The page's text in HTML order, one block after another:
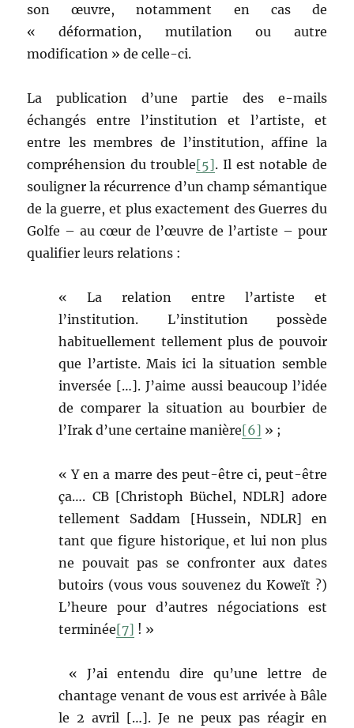
son œuvre, notamment en cas de
« déformation, mutilation ou autre
modification » de celle-ci.
La publication d’une partie des e-mails
échangés entre l’institution et l’artiste, et
entre les membres de l’institution, affine la
compréhension du trouble[5]. Il est notable de
souligner la récurrence d’un champ sémantique
de la guerre, et plus exactement des Guerres du
Golfe – au cœur de l’œuvre de l’artiste – pour
qualifier leurs relations :
« La relation entre l’artiste et
l’institution. L’institution possède
habituellement tellement plus de pouvoir
que l’artiste. Mais ici la situation semble
inversée […]. J’aime aussi beaucoup l’idée
de comparer la situation au bourbier de
l’Irak d’une certaine manière[6] » ;
« Y en a marre des peut-être ci, peut-être
ça…. CB [Christoph Büchel, NDLR] adore
tellement Saddam [Hussein, NDLR] en
tant que figure historique, et lui non plus
ne pouvait pas se confronter aux dates
butoirs (vous vous souvenez du Koweït ?)
L’heure pour d’autres négociations est
terminée[7] ! »
« J’ai entendu dire qu’une lettre de
chantage venant de vous est arrivée à Bâle
le 2 avril […]. Je ne peux pas réagir en